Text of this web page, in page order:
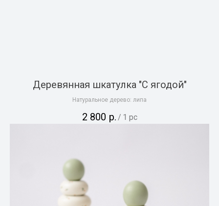
Деревянная шкатулка "С ягодой"
Натуральное дерево: липа
2 800 р. / 1 pc